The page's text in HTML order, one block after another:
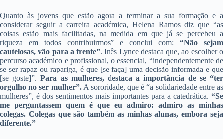
Quanto às jovens que estão agora a terminar a sua formação e a
considerar seguir a carreira académica, Helena Ramos diz que “as
coisas estão mais facilitadas, na medida em que já se percebeu a
riqueza em todos contribuirmos” e conclui com: “Não sejam
cautelosas, vão para a frente”. Inês Lynce destaca que, ao escolher o
percurso académico e profissional, o essencial, “independentemente de
se ser rapaz ou rapariga, é que [se faça] uma decisão informada e que
[se goste]”. Para as mulheres, destaca a importância de se “ter
orgulho no ser mulher”.A sororidade, que é “a solidariedade entre as
mulheres”, é dos sentimentos mais importantes para a catedrática. “Se
me perguntassem quem é que eu admiro: admiro as minhas
colegas. Colegas que são também as minhas alunas, embora seja
diferente.”